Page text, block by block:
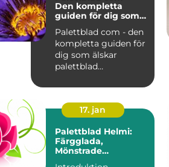
Den kompletta
guiden för dig som
Palettblad com - den
kompletta guiden för
dig som älskar
palettblad
Palettblad com är...
17. jan
Palettblad Helmi:
Färgglada,
Mönstrade